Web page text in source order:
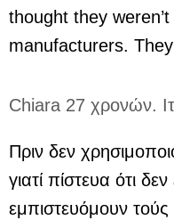
thought they
manufacturers.
Chiara 27 χρονών.
Πριν δεν
γιατί πίστευα ότι
εμπιστευόμουν